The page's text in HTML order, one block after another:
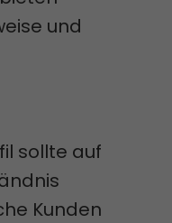
und
sollte auf
Kunden